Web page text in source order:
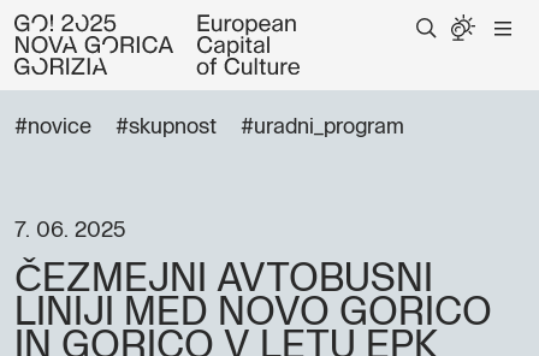
#novice #skupnost #uradni_program
7. 06. 2025
ČEZMEJNI AVTOBUSNI
LINIJI MED NOVO GORICO
IN GORICO V LETU EPK